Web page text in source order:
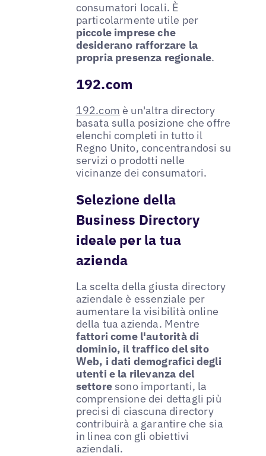
consumatori locali. È
particolarmente utile per
piccole imprese che
desiderano rafforzare la
propria presenza regionale.
192.com
192.com è un'altra directory
basata sulla posizione che offre
elenchi completi in tutto il
Regno Unito, concentrandosi su
servizi o prodotti nelle
vicinanze dei consumatori.
Selezione della
Business Directory
ideale per la tua
azienda
La scelta della giusta directory
aziendale è essenziale per
aumentare la visibilità online
della tua azienda. Mentre
fattori come l'autorità di
dominio, il traffico del sito
Web, i dati demografici degli
utenti e la rilevanza del
settoresono importanti, la
comprensione dei dettagli più
precisi di ciascuna directory
contribuirà a garantire che sia
in linea con gli obiettivi
aziendali.